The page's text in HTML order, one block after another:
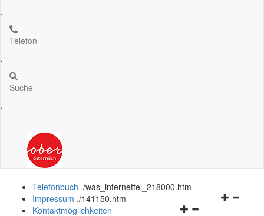
.
Telefon
.
Suche
.
Telefonbuch ./was_internettel_218000.htm
Navigationsmenü
Impressum ./141150.htm
Kontaktmöglichkeiten